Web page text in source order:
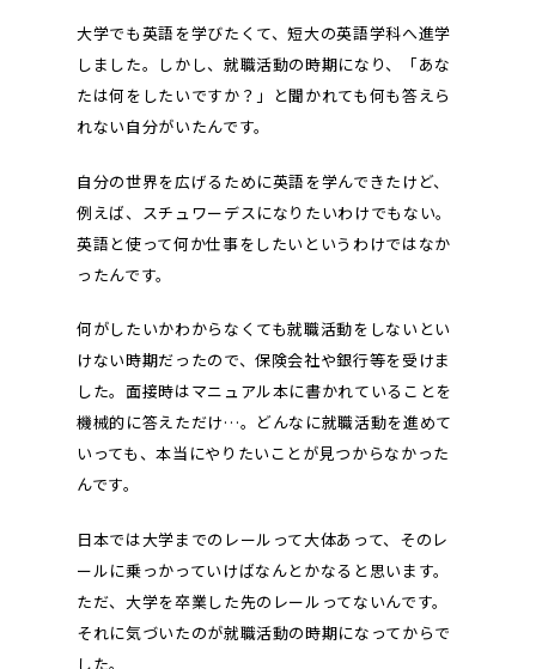
大学でも英語を学びたくて、短大の英語学科へ進学
しました。しかし、就職活動の時期になり、「あな
たは何をしたいですか？」と聞かれても何も答えら
れない自分がいたんです。
自分の世界を広げるために英語を学んできたけど、
例えば、スチュワーデスになりたいわけでもない。
英語と使って何か仕事をしたいというわけではなか
ったんです。
何がしたいかわからなくても就職活動をしないとい
けない時期だったので、保険会社や銀行等を受けま
した。面接時はマニュアル本に書かれていることを
機械的に答えただけ…。どんなに就職活動を進めて
いっても、本当にやりたいことが見つからなかった
んです。
日本では大学までのレールって大体あって、そのレ
ールに乗っかっていけばなんとかなると思います。
ただ、大学を卒業した先のレールってないんです。
それに気づいたのが就職活動の時期になってからで
した。